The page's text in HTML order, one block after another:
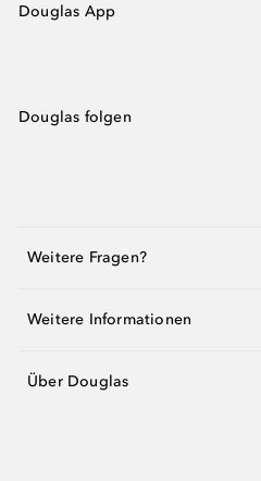
Douglas App
Douglas folgen
Weitere Fragen?
Weitere Informationen
Über Douglas